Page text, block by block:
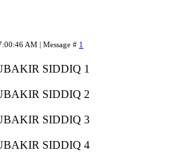
AM | Message # 1
SIDDIQ 1
SIDDIQ 2
SIDDIQ 3
SIDDIQ 4